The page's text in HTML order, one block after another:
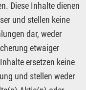
Diese Inhalte dienen
und stellen keine
dar, weder
etwaiger
ersetzen keine
und stellen weder